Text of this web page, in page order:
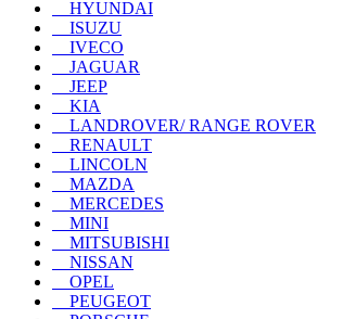
HYUNDAI
ISUZU
IVECO
JAGUAR
JEEP
KIA
LANDROVER/ RANGE ROVER
RENAULT
LINCOLN
MAZDA
MERCEDES
MINI
MITSUBISHI
NISSAN
OPEL
PEUGEOT